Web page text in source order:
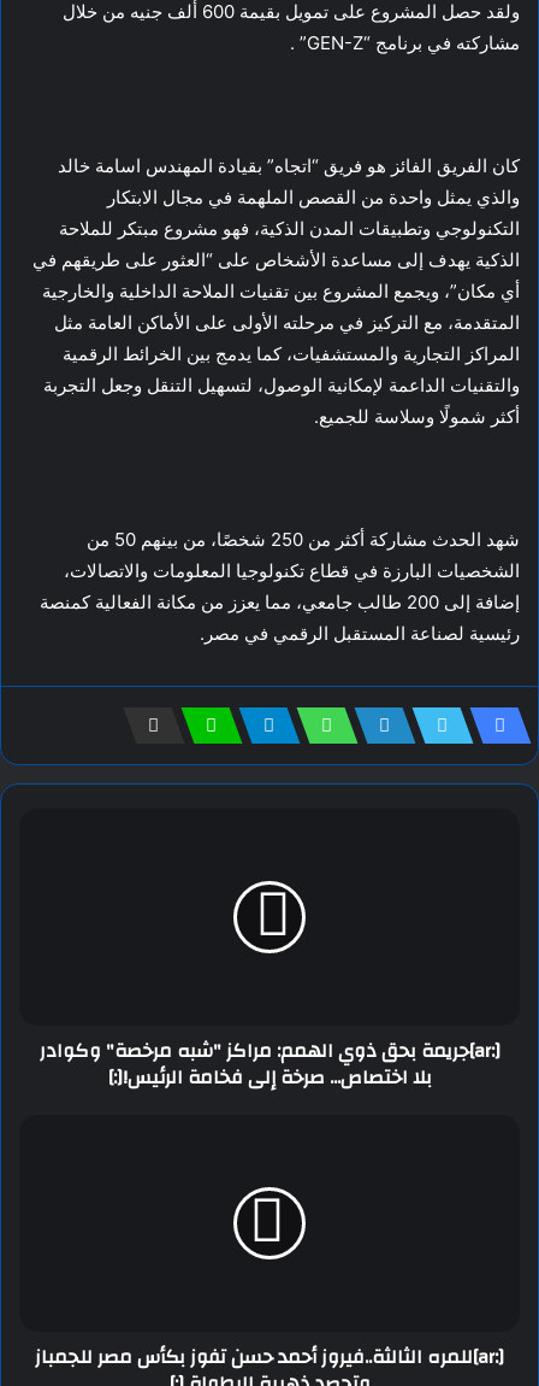
ولقد حصل المشروع على تمويل بقيمة 600 ألف جنيه من خلال
مشاركته في برنامج “GEN-Z” .
كان الفريق الفائز هو فريق “اتجاه” بقيادة المهندس اسامة خالد
والذي يمثل واحدة من القصص الملهمة في مجال الابتكار
التكنولوجي وتطبيقات المدن الذكية، فهو مشروع مبتكر للملاحة
الذكية يهدف إلى مساعدة الأشخاص على “العثور على طريقهم في
أي مكان”، ويجمع المشروع بين تقنيات الملاحة الداخلية والخارجية
المتقدمة، مع التركيز في مرحلته الأولى على الأماكن العامة مثل
المراكز التجارية والمستشفيات، كما يدمج بين الخرائط الرقمية
والتقنيات الداعمة لإمكانية الوصول، لتسهيل التنقل وجعل التجربة
أكثر شمولًا وسلاسة للجميع.
شهد الحدث مشاركة أكثر من 250 شخصًا، من بينهم 50 من
الشخصيات البارزة في قطاع تكنولوجيا المعلومات والاتصالات،
إضافة إلى 200 طالب جامعي، مما يعزز من مكانة الفعالية كمنصة
رئيسية لصناعة المستقبل الرقمي في مصر.
[:ar]جريمة بحق ذوي الهمم: مراكز "شبه مرخصة" وكوادر
بلا اختصاص... صرخة إلى فخامة الرئيس![:]
[:ar]للمره الثالثة..فيروز أحمد حسن تفوز بكأس مصر للجمباز